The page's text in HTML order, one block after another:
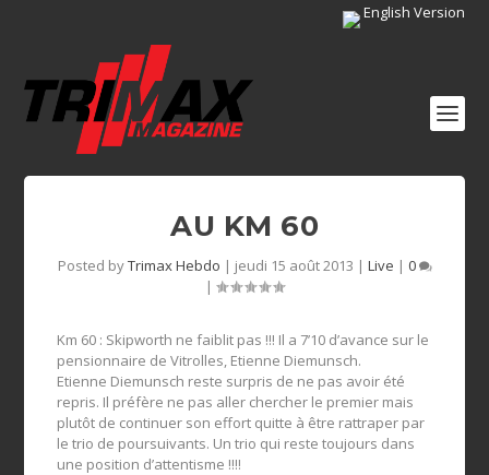
English Version
AU KM 60
Posted byTrimax Hebdo | jeudi 15 août 2013 | Live | 0
|
Km 60 : Skipworth ne faiblit pas !!! Il a 7’10 d’avance sur le
pensionnaire de Vitrolles, Etienne Diemunsch.
Etienne Diemunsch reste surpris de ne pas avoir été
repris. Il préfère ne pas aller chercher le premier mais
plutôt de continuer son effort quitte à être rattraper par
le trio de poursuivants. Un trio qui reste toujours dans
une position d’attentisme !!!!